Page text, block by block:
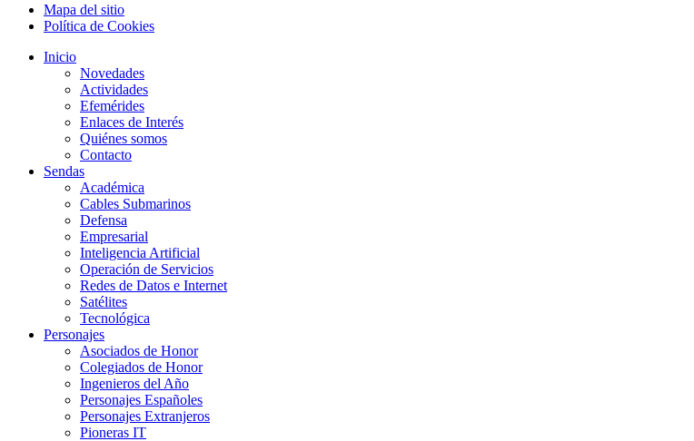
Mapa del sitio
Política de Cookies
Inicio
Novedades
Actividades
Efemérides
Enlaces de Interés
Quiénes somos
Contacto
Sendas
Académica
Cables Submarinos
Defensa
Empresarial
Inteligencia Artificial
Operación de Servicios
Redes de Datos e Internet
Satélites
Tecnológica
Personajes
Asociados de Honor
Colegiados de Honor
Ingenieros del Año
Personajes Españoles
Personajes Extranjeros
Pioneras IT